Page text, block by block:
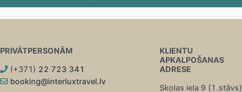
PRIVĀTPERSONĀM
(+371) 22 723 341
booking@interluxtravel.lv
KLIENTU
APKALPOŠANAS
ADRESE
Skolas iela 9 (1.stāvs)